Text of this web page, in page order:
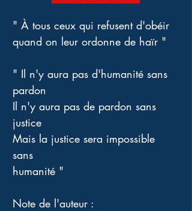
" À tous ceux qui refusent d'obéir
quand on leur ordonne de haïr "
" Il n'y aura pas d'humanité sans
pardon
Il n'y aura pas de pardon sans
justice
Mais la justice sera impossible
sans
humanité "
Note de l'auteur :